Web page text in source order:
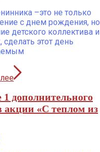
–это не только
с днем рождения, но
детского коллектива и
сделать этот день
1 дополнительного
акции «С теплом из